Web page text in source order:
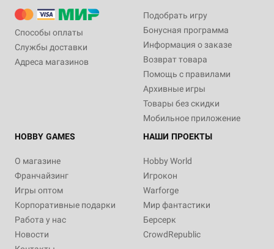
Способы оплаты
Службы доставки
Адреса магазинов
Подобрать игру
Бонусная программа
Информация о заказе
Возврат товара
Помощь с правилами
Архивные игры
Товары без скидки
Мобильное приложение
HOBBY GAMES
О магазине
Франчайзинг
Игры оптом
Корпоративные подарки
Работа у нас
Новости
НАШИ ПРОЕКТЫ
Hobby World
Игрокон
Warforge
Мир фантастики
Берсерк
CrowdRepublic